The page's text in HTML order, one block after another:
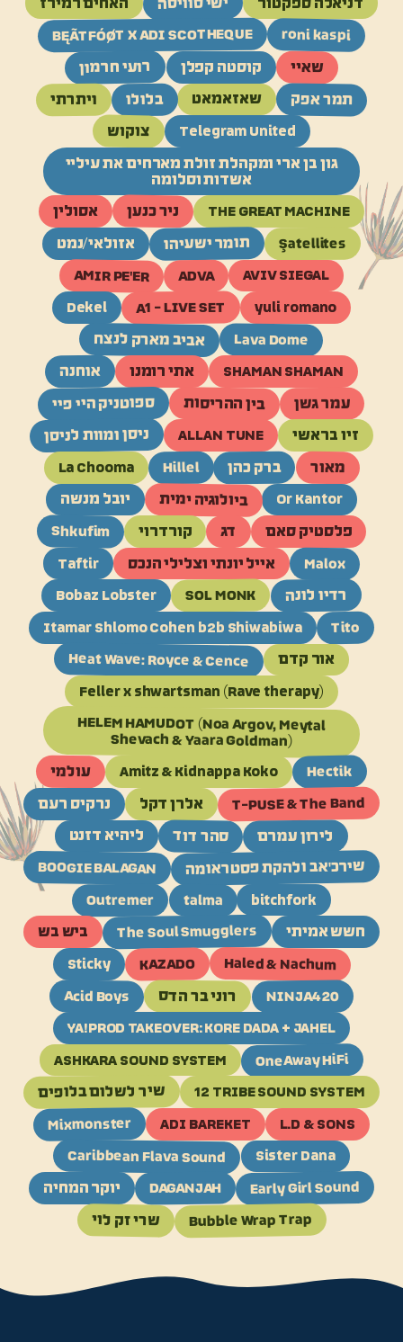
roni kaspi
BĘÃTFÓØT X ADI SCOTHEQUE
שאיי קוסטה קפלן רועי חרמון
תמר אפק שאזאמאט בלולו ויתרתי
Telegram United צוקוש
גון בן ארי ומקהלת זולת מארחים את עיליי
אשדות וסלומה
THE GREAT MACHINE
ניר כנען אסולין
Şatellites תומר ישעיהו
אזולאי/נמט
AVIV SIEGAL
ADVA
AMIR PE'ER
yuli romano
A1 - LIVE SET
Dekel
Lava Dome אביב מארק לנצח
SHAMAN SHAMAN אתי רומנו אוחנה
עמר גשן בין ההריסות ספוטניק היי פיי
זיו בראשי ALLAN TUNE ניסן ומוות לניסן
מאור ברק כהן Hillel
La Chooma
Or Kantor
ביולוגיה ימית
יובל מנשה
פלסטיק סאם
דג קורדרוי Shkufim
Malox אייל יונתי וצלילי הנכס Taftir
רדיו לונה SOL MONK
Bobaz Lobster
Tito
Itamar Shlomo Cohen b2b Shiwabiwa
אור קדם
Heat Wave: Royce & Cence
Feller x shwartsman (Rave therapy)
HELEM HAMUDOT (Noa Argov, Meytal
Shevach & Yaara Goldman)
Hectik
Amitz & Kidnappa Koko עולמי
T-PUSE & The Band אלרן דקל נרקיס רעם
לירון עמרם סהר דוד ליהיא דזנט
שירכ'אב ולהקת פסטראומה BOOGIE BALAGAN
bitchfork
talma
Outremer
חשש אמיתי The Soul Smugglers ביש בש
Haled & Nachum
KAZADO
Sticky
NINJA420 רוני בר הדס Acid Boys
YA!PROD TAKEOVER: KORE DADA + JAHEL
OneAway HiFi
ASHKARA SOUND SYSTEM
12 TRIBE SOUND SYSTEM
שיר לשלום בלופים
L.D & SONS
ADI BAREKET
Mixmonster
Sister Dana
Caribbean Flava Sound
Early Girl Sound
DAGANJAH יוקר המחיה
Bubble Wrap Trap שרי זק לוי